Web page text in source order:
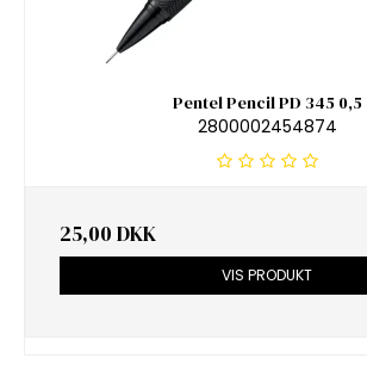
Pentel Pencil PD 345 0,5
2800002454874
25,00 DKK
VIS PRODUKT